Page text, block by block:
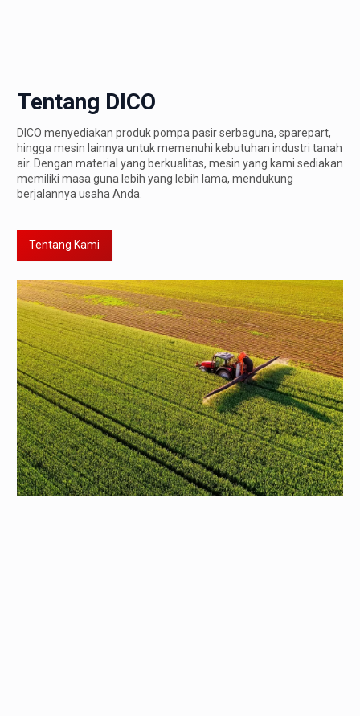
Tentang DICO
DICO menyediakan produk pompa pasir serbaguna, sparepart,
hingga mesin lainnya untuk memenuhi kebutuhan industri tanah
air. Dengan material yang berkualitas, mesin yang kami sediakan
memiliki masa guna lebih yang lebih lama, mendukung
berjalannya usaha Anda.
Tentang Kami